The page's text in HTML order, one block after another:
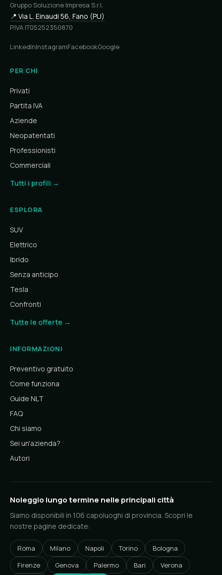
Gruppo Soluzione Impresa S.r.l.
📍 Via L. Einaudi 56, Fano (PU)
P.IVA IT05252350870
LinkedInInstagramFacebookGoogle
PER CHI
Privati
Partita IVA
Aziende
Neopatentati
Professionisti
Commerciali
Tutti i profili →
ESPLORA
SUV
Elettrico
Ibrido
Senza anticipo
Tesla
Confronti
Tutte le offerte →
INFORMAZIONI
Preventivo gratuito
Come funziona
Guide NLT
FAQ
Chi siamo
Sei un'azienda?
Autori
Noleggio lungo termine nelle principali città
Siamo disponibili in 106 capoluoghi di provincia. Scopri le
nostre pagine dedicate:
Roma Milano Napoli Torino
Bologna
Firenze
Genova Palermo Bari Verona